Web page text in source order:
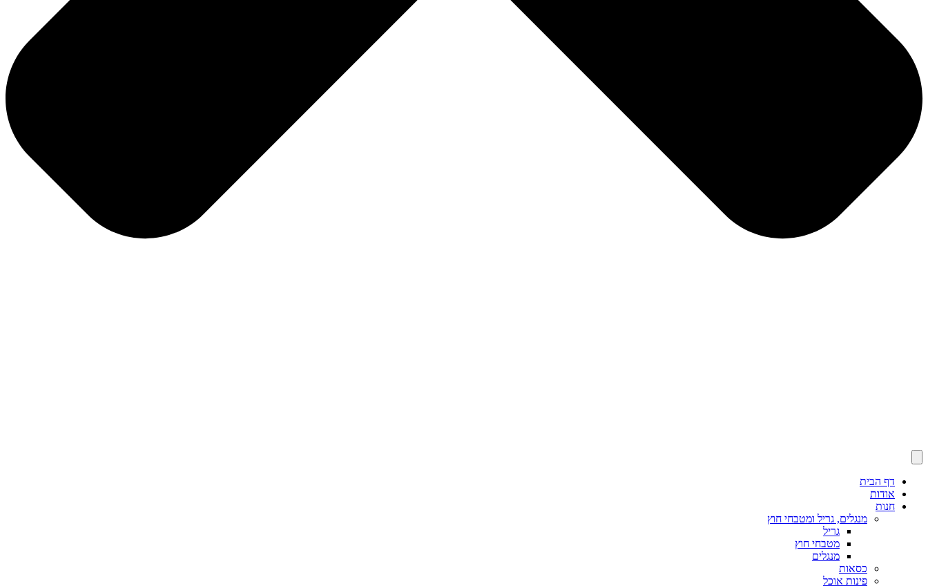
דף הבית
אודות
חנות
מנגלים, גריל ומטבחי חוץ
גריל
מטבחי חוץ
מנגלים
כסאות
פינות אוכל